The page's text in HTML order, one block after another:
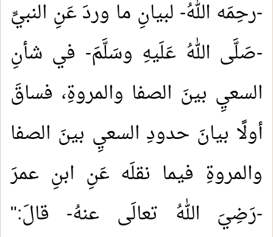
-رحِمَه اللهُ- لبيانِ ما وردَ عَنِ النبيِّ
-صَلَّى اللهُ عَلَيهِ وسَلَّمَ- في شأنِ
السعيِ بينَ الصفا والمروةِ، فساقَ
أولًا بيانَ حدودِ السعيِ بينَ الصفا
والمروةِ فيما نقلَه عَنِ ابنِ عمرَ
-رَضِيَ اللهُ تعالَى عنهُ- قالَ:"